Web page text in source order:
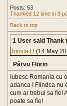
Posts: 53
Thanked 12 time in 9
Back to top
1 User said Thank
Ionica H (14 May
Pârvu Florin
Iubesc Romania cu
adanca ! Fiindca nu
cum ar trebui sa fie!
poate sa fie!